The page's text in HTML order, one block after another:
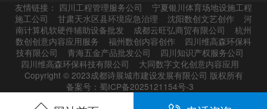
友情链接： 四川工程管理服务公司
宁夏银川体育场地设施工程
施工公司
甘肃天水区县环境应急治理 沈阳数创文艺创作
河
南计算机软硬件辅助设备批发
成都云旺弘商贸有限公司
杭州
数创创意内容应用服务
福州数创内容创作
四川维高森环保科
技有限公司
青海五金产品批发公司
四川知识产权服务公司
四川维高森环保科技有限公司
大同数字文化创意内容应用
Copyright © 2023成都诗展城市建设发展有限公司 版权所有
备案号：蜀ICP备2025121154号-3